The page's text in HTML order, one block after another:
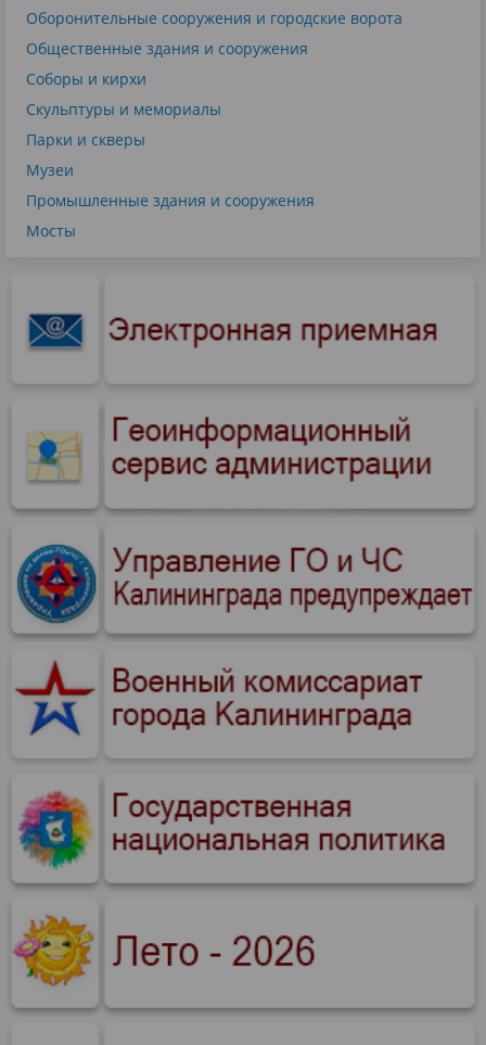
Оборонительные сооружения и городские ворота
Общественные здания и сооружения
Соборы и кирхи
Скульптуры и мемориалы
Парки и скверы
Музеи
Промышленные здания и сооружения
Мосты